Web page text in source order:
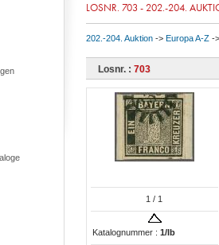
LOSNR. 703 - 202.-204.
202.-204. Auktion -> Europa A-Z -
Losnr. : 703
1 / 1
Katalognummer : 1/Ib